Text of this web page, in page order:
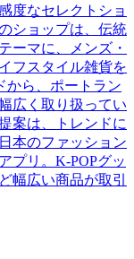
度なセレクトショ
ショップは、伝統
ーマに、メンズ・
フスタイル雑貨を
から、ポートラン
広く取り扱ってい
案は、トレンドに
本のファッション
プリ。K-POPグッ
幅広い商品が取引